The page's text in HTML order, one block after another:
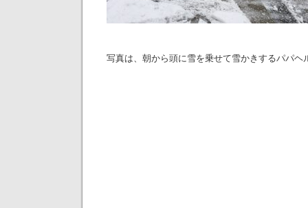
写真は、朝から頭に雪を乗せて雪かきするパパヘ